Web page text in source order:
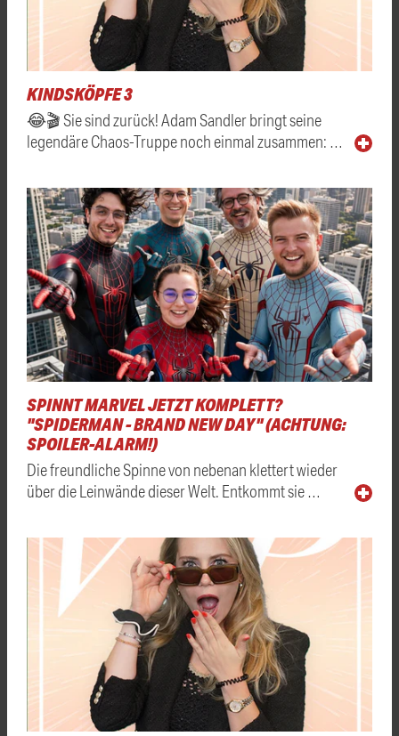
KINDSKÖPFE 3
😂🎬 Sie sind zurück! Adam Sandler bringt seine
legendäre Chaos-Truppe noch einmal zusammen: …
SPINNT MARVEL JETZT KOMPLETT?
"SPIDERMAN - BRAND NEW DAY" (ACHTUNG:
SPOILER-ALARM!)
Die freundliche Spinne von nebenan klettert wieder
über die Leinwände dieser Welt. Entkommt sie …